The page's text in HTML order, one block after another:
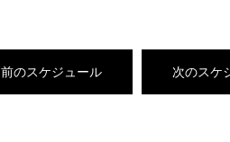
前のスケジュール 次のスケ